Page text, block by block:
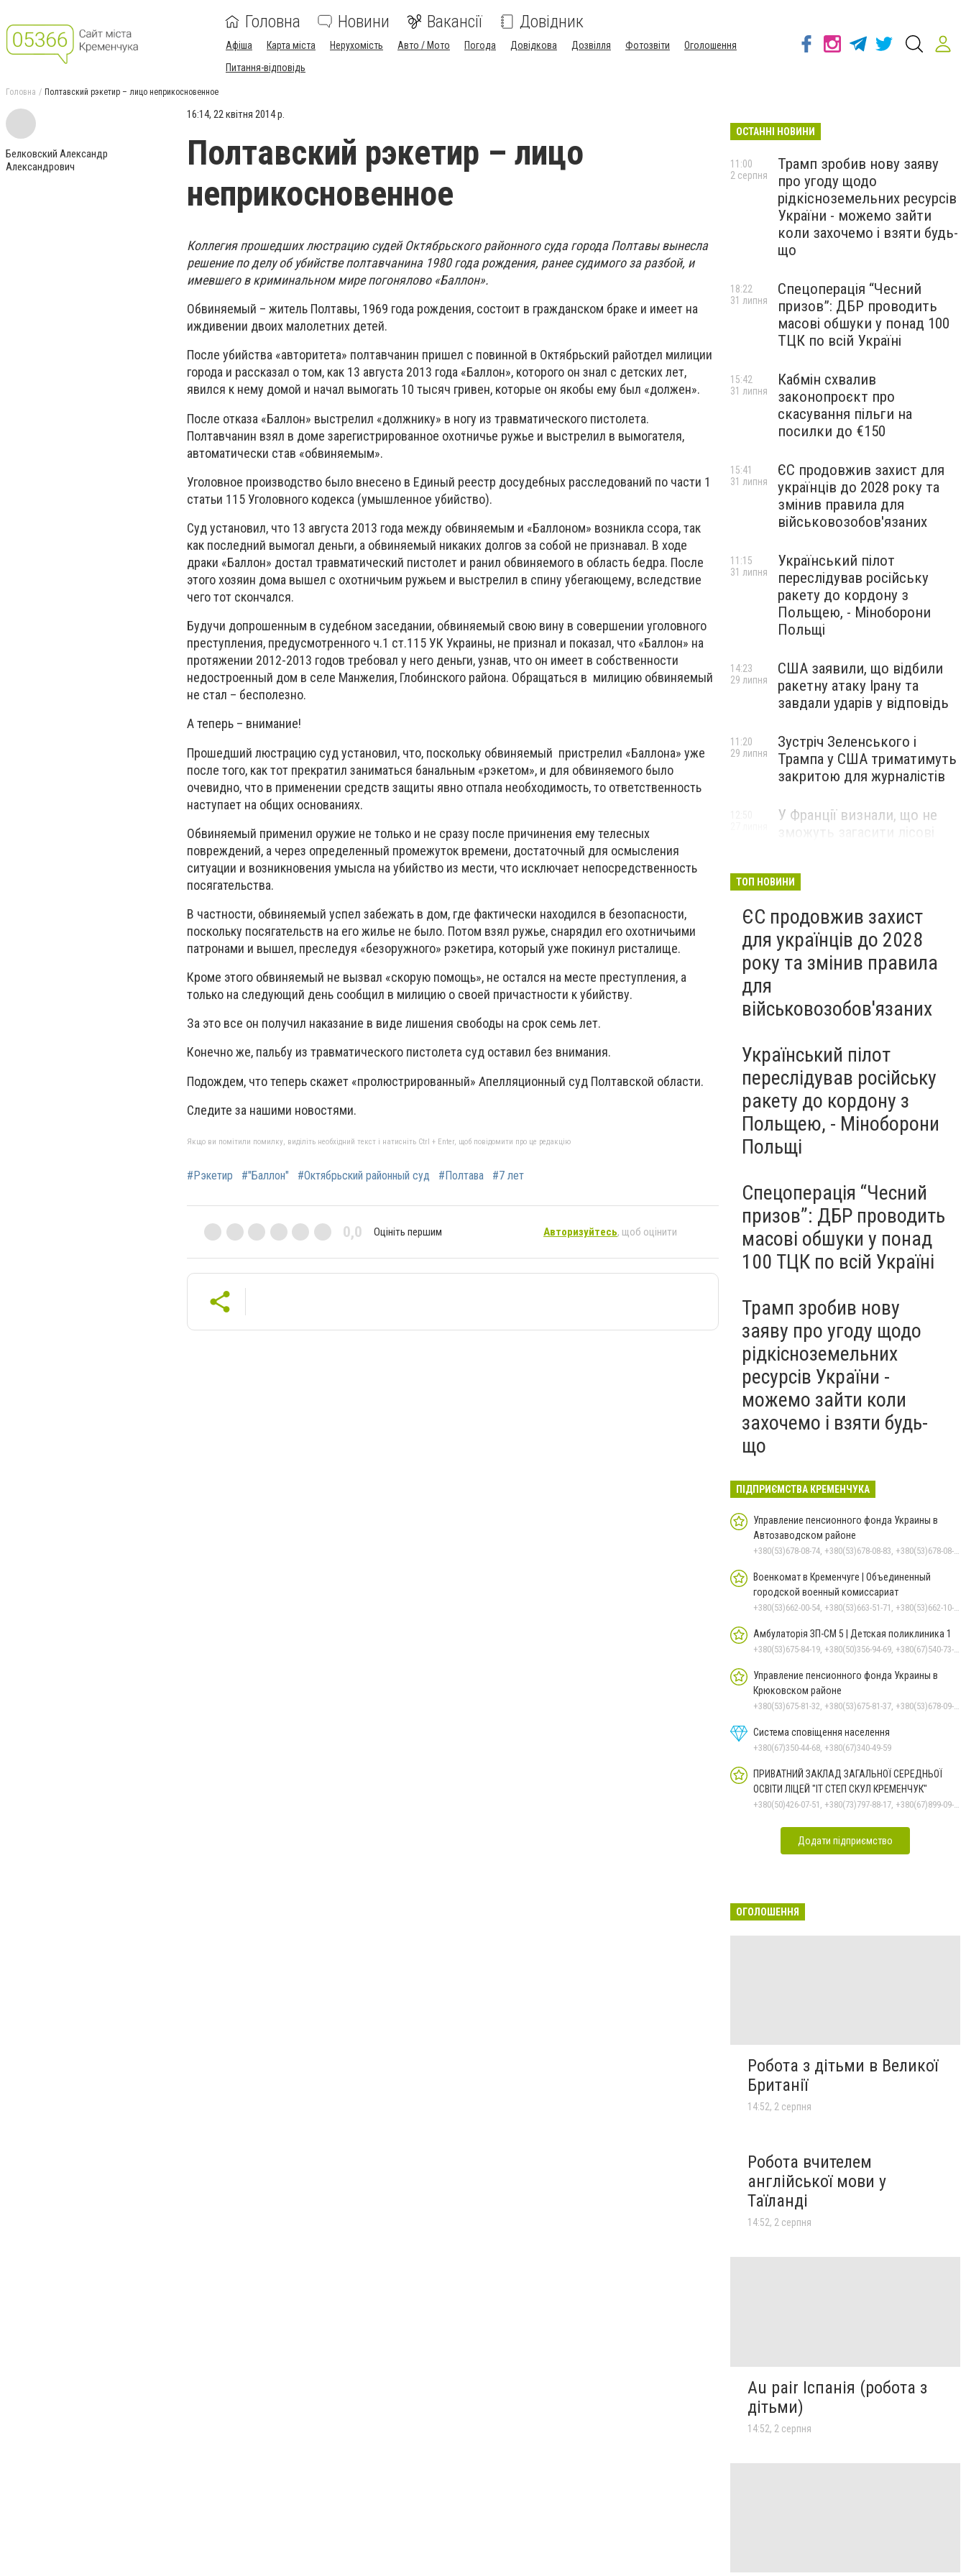
Головна Новини Вакансії Довідник
Афіша Карта міста Нерухомість Авто / Мото Погода Довідкова Дозвілля Фотозвіти
Оголошення
Питання-відповідь
Головна Полтавский рэкетир – лицо неприкосновенное
Белковский Александр
Александрович
16:14, 22 квітня 2014 р.
Полтавский рэкетир – лицо
неприкосновенное
Коллегия прошедших люстрацию судей Октябрьского районного суда города Полтавы вынесла
решение по делу об убийстве полтавчанина 1980 года рождения, ранее судимого за разбой, и
имевшего в криминальном мире погонялово «Баллон».
Обвиняемый – житель Полтавы, 1969 года рождения, состоит в гражданском браке и имеет на
иждивении двоих малолетних детей.
После убийства «авторитета» полтавчанин пришел с повинной в Октябрьский райотдел милиции
города и рассказал о том, как 13 августа 2013 года «Баллон», которого он знал с детских лет,
явился к нему домой и начал вымогать 10 тысяч гривен, которые он якобы ему был «должен».
После отказа «Баллон» выстрелил «должнику» в ногу из травматического пистолета.
Полтавчанин взял в доме зарегистрированное охотничье ружье и выстрелил в вымогателя,
автоматически став «обвиняемым».
Уголовное производство было внесено в Единый реестр досудебных расследований по части 1
статьи 115 Уголовного кодекса (умышленное убийство).
Суд установил, что 13 августа 2013 года между обвиняемым и «Баллоном» возникла ссора, так
как последний вымогал деньги, а обвиняемый никаких долгов за собой не признавал. В ходе
драки «Баллон» достал травматический пистолет и ранил обвиняемого в область бедра. После
этого хозяин дома вышел с охотничьим ружьем и выстрелил в спину убегающему, вследствие
чего тот скончался.
Будучи допрошенным в судебном заседании, обвиняемый свою вину в совершении уголовного
преступления, предусмотренного ч.1 ст.115 УК Украины, не признал и показал, что «Баллон» на
протяжении 2012-2013 годов требовал у него деньги, узнав, что он имеет в собственности
недостроенный дом в селе Манжелия, Глобинского района. Обращаться в милицию обвиняемый
не стал – бесполезно.
А теперь – внимание!
Прошедший люстрацию суд установил, что, поскольку обвиняемый пристрелил «Баллона» уже
после того, как тот прекратил заниматься банальным «рэкетом», и для обвиняемого было
очевидно, что в применении средств защиты явно отпала необходимость, то ответственность
наступает на общих основаниях.
Обвиняемый применил оружие не только и не сразу после причинения ему телесных
повреждений, а через определенный промежуток времени, достаточный для осмысления
ситуации и возникновения умысла на убийство из мести, что исключает непосредственность
посягательства.
В частности, обвиняемый успел забежать в дом, где фактически находился в безопасности,
поскольку посягательств на его жилье не было. Потом взял ружье, снарядил его охотничьими
патронами и вышел, преследуя «безоружного» рэкетира, который уже покинул ристалище.
Кроме этого обвиняемый не вызвал «скорую помощь», не остался на месте преступления, а
только на следующий день сообщил в милицию о своей причастности к убийству.
За это все он получил наказание в виде лишения свободы на срок семь лет.
Конечно же, пальбу из травматического пистолета суд оставил без внимания.
Подождем, что теперь скажет «пролюстрированный» Апелляционный суд Полтавской области.
Следите за нашими новостями.
Якщо ви помітили помилку, виділіть необхідний текст і натисніть Ctrl + Enter, щоб повідомити про це редакцію
#Рэкетир #"Баллон" #Октябрьский районный суд #Полтава #7 лет
0,0 Оцініть першим Авторизуйтесь, щоб оцінити
ОСТАННІ НОВИНИ
Трамп зробив нову заяву
про угоду щодо
рідкісноземельних ресурсів
України - можемо зайти
коли захочемо і взяти будь-
що
11:00
2 серпня
Спецоперація “Чесний
призов”: ДБР проводить
масові обшуки у понад 100
ТЦК по всій Україні
18:22
31 липня
Кабмін схвалив
законопроєкт про
скасування пільги на
посилки до €150
15:42
31 липня
ЄС продовжив захист для
українців до 2028 року та
змінив правила для
військовозобов'язаних
15:41
31 липня
Український пілот
переслідував російську
ракету до кордону з
Польщею, - Міноборони
Польщі
11:15
31 липня
США заявили, що відбили
ракетну атаку Ірану та
завдали ударів у відповідь
14:23
29 липня
Зустріч Зеленського і
Трампа у США триматимуть
закритою для журналістів
11:20
29 липня
У Франції визнали, що не
ТОП НОВИНИ
ЄС продовжив захист
для українців до 2028
року та змінив правила
для
військовозобов'язаних
Український пілот
переслідував російську
ракету до кордону з
Польщею, - Міноборони
Польщі
Спецоперація “Чесний
призов”: ДБР проводить
масові обшуки у понад
100 ТЦК по всій Україні
Трамп зробив нову
заяву про угоду щодо
рідкісноземельних
ресурсів України -
можемо зайти коли
захочемо і взяти будь-
що
ПІДПРИЄМСТВА КРЕМЕНЧУКА
Управление пенсионного фонда Украины в
Автозаводском районе
+380(53)678-08-74, +380(53)678-08-83, +380(53)678-08-41, +380(53)678-08-86, +380(53)678-09-05
Военкомат в Кременчуге | Объединенный
городской военный комиссариат
+380(53)662-00-54, +380(53)663-51-71, +380(53)662-10-35
Амбулаторія ЗП-СМ 5 | Детская поликлиника 1
+380(53)675-84-19, +380(50)356-94-69, +380(67)540-73-87
Управление пенсионного фонда Украины в
Крюковском районе
+380(53)675-81-32, +380(53)675-81-37, +380(53)678-09-01, +380(53)675-81-40, +380(53)675-81-33, +380(53)675-81-38, +380(53)675-81-31, +380(53)678-08-87
Система сповіщення населення
+380(67)350-44-68, +380(67)340-49-59
ПРИВАТНИЙ ЗАКЛАД ЗАГАЛЬНОЇ СЕРЕДНЬОЇ
ОСВІТИ ЛІЦЕЙ "ІТ СТЕП СКУЛ КРЕМЕНЧУК"
+380(50)426-07-51, +380(73)797-88-17, +380(67)899-09-16
Додати підприємство
ОГОЛОШЕННЯ
Робота з дітьми в Великої
Британії
14:52, 2 серпня
Робота вчителем
англійської мови у
Таїланді
14:52, 2 серпня
Au pair Іспанія (робота з
дітьми)
14:52, 2 серпня